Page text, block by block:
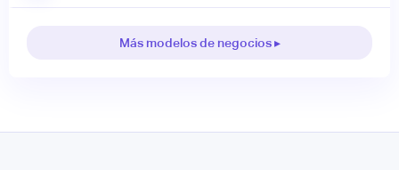
Más modelos de negocios ▸